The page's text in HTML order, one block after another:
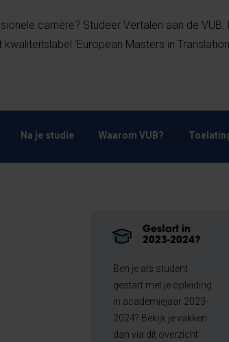
carrière? Studeer Vertalen aan de VUB.
‘European Masters in
Na je studie Waarom VUB?
Gestart in
2023-2024?
Ben je als student
gestart met je opleiding
in academiejaar 2023-
2024? Bekijk je vakken
dan via dit overzicht